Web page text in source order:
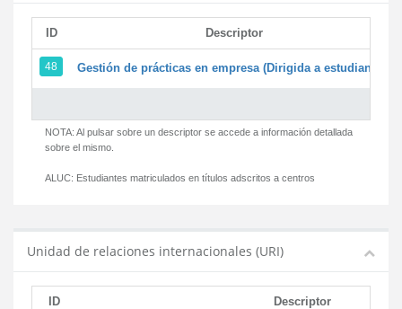
ID Descriptor
48 Gestión de prácticas en empresa (Dirigida a estudiantes)
NOTA: Al pulsar sobre un descriptor se accede a información detallada
sobre el mismo.
ALUC: Estudiantes matriculados en títulos adscritos a centros
Unidad de relaciones internacionales (URI)
ID Descriptor